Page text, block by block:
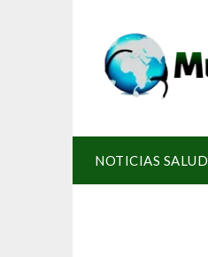
NOTICIAS SALUD